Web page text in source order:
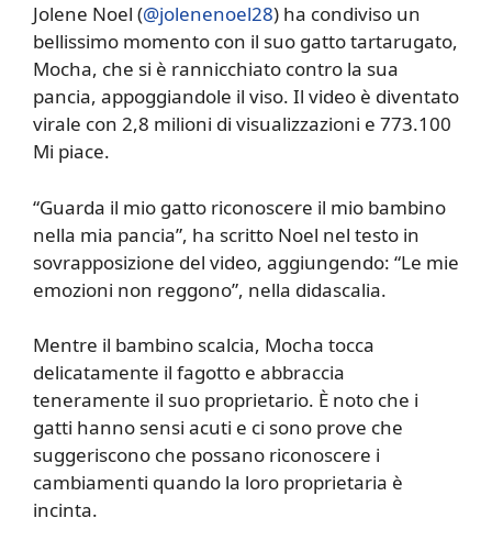
Jolene Noel (@jolenenoel28) ha condiviso un
bellissimo momento con il suo gatto tartarugato,
Mocha, che si è rannicchiato contro la sua
pancia, appoggiandole il viso. Il video è diventato
virale con 2,8 milioni di visualizzazioni e 773.100
Mi piace.
“Guarda il mio gatto riconoscere il mio bambino
nella mia pancia”, ha scritto Noel nel testo in
sovrapposizione del video, aggiungendo: “Le mie
emozioni non reggono”, nella didascalia.
Mentre il bambino scalcia, Mocha tocca
delicatamente il fagotto e abbraccia
teneramente il suo proprietario. È noto che i
gatti hanno sensi acuti e ci sono prove che
suggeriscono che possano riconoscere i
cambiamenti quando la loro proprietaria è
incinta.